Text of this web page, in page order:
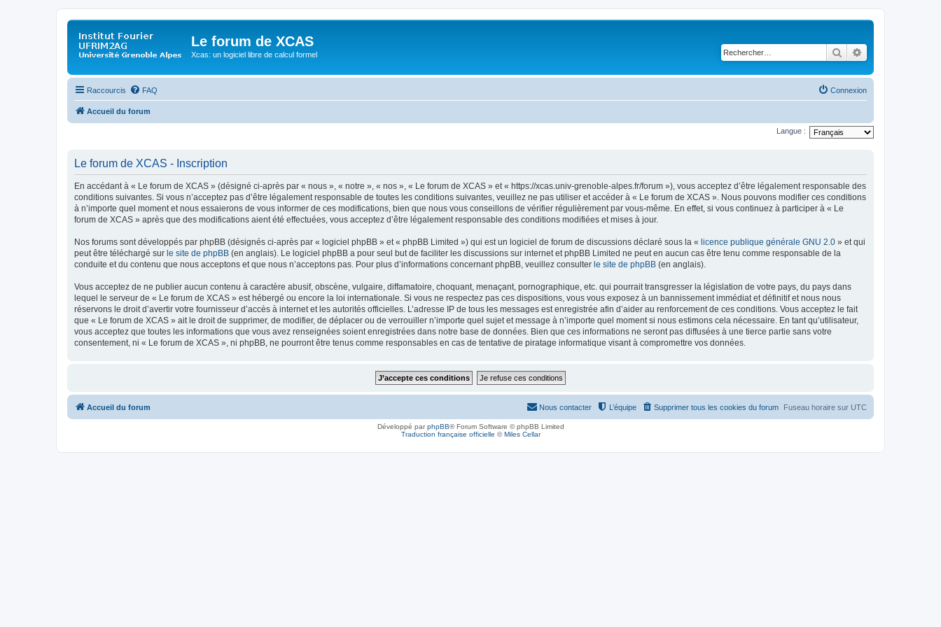
Le forum de XCAS
Xcas: un logiciel libre de calcul formel Rechercher
Raccourcis FAQ Connexion
Accueil du forum
Langue :
Le forum de XCAS - Inscription
En accédant à « Le forum de XCAS » (désigné ci-après par « nous », « notre », « nos », « Le forum de XCAS » et « https://xcas.univ-grenoble-alpes.fr/forum »), vous acceptez d’être légalement responsable des
conditions suivantes. Si vous n’acceptez pas d’être légalement responsable de toutes les conditions suivantes, veuillez ne pas utiliser et accéder à « Le forum de XCAS ». Nous pouvons modifier ces conditions
à n’importe quel moment et nous essaierons de vous informer de ces modifications, bien que nous vous conseillons de vérifier régulièrement par vous-même. En effet, si vous continuez à participer à « Le
forum de XCAS » après que des modifications aient été effectuées, vous acceptez d’être légalement responsable des conditions modifiées et mises à jour.
Nos forums sont développés par phpBB (désignés ci-après par « logiciel phpBB » et « phpBB Limited ») qui est un logiciel de forum de discussions déclaré sous la « licence publique générale GNU 2.0 » et qui
peut être téléchargé sur le site de phpBB (en anglais). Le logiciel phpBB a pour seul but de faciliter les discussions sur internet et phpBB Limited ne peut en aucun cas être tenu comme responsable de la
conduite et du contenu que nous acceptons et que nous n’acceptons pas. Pour plus d’informations concernant phpBB, veuillez consulter le site de phpBB (en anglais).
Vous acceptez de ne publier aucun contenu à caractère abusif, obscène, vulgaire, diffamatoire, choquant, menaçant, pornographique, etc. qui pourrait transgresser la législation de votre pays, du pays dans
lequel le serveur de « Le forum de XCAS » est hébergé ou encore la loi internationale. Si vous ne respectez pas ces dispositions, vous vous exposez à un bannissement immédiat et définitif et nous nous
réservons le droit d’avertir votre fournisseur d’accès à internet et les autorités officielles. L’adresse IP de tous les messages est enregistrée afin d’aider au renforcement de ces conditions. Vous acceptez le fait
que « Le forum de XCAS » ait le droit de supprimer, de modifier, de déplacer ou de verrouiller n’importe quel sujet et message à n’importe quel moment si nous estimons cela nécessaire. En tant qu’utilisateur,
vous acceptez que toutes les informations que vous avez renseignées soient enregistrées dans notre base de données. Bien que ces informations ne seront pas diffusées à une tierce partie sans votre
consentement, ni « Le forum de XCAS », ni phpBB, ne pourront être tenus comme responsables en cas de tentative de piratage informatique visant à compromettre vos données.
Accueil du forum Fuseau horaire sur UTC
Supprimer tous les cookies du forum
L’équipe
Nous contacter
Développé parphpBB® Forum Software © phpBB Limited
Traduction française officielle ©Miles Cellar